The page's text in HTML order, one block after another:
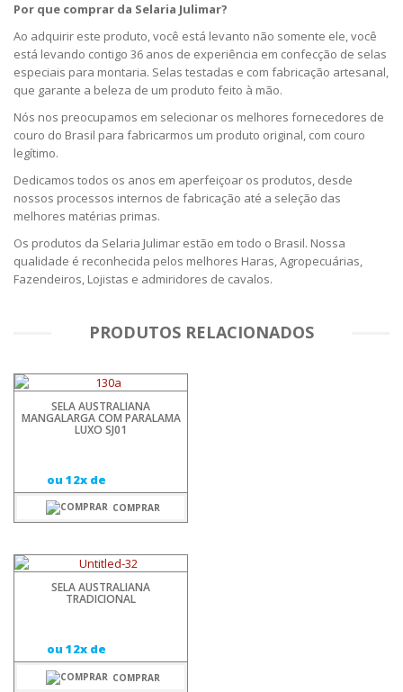
Por que comprar da Selaria Julimar?
Ao adquirir este produto, você está levanto não somente ele, você
está levando contigo 36 anos de experiência em confecção de selas
especiais para montaria. Selas testadas e com fabricação artesanal,
que garante a beleza de um produto feito à mão.
Nós nos preocupamos em selecionar os melhores fornecedores de
couro do Brasil para fabricarmos um produto original, com couro
legítimo.
Dedicamos todos os anos em aperfeiçoar os produtos, desde
nossos processos internos de fabricação até a seleção das
melhores matérias primas.
Os produtos da Selaria Julimar estão em todo o Brasil. Nossa
qualidade é reconhecida pelos melhores Haras, Agropecuárias,
Fazendeiros, Lojistas e admiridores de cavalos.
PRODUTOS RELACIONADOS
SELA AUSTRALIANA
MANGALARGA COM PARALAMA
LUXO SJ01
ou 12x de
COMPRAR
SELA AUSTRALIANA
TRADICIONAL
ou 12x de
COMPRAR